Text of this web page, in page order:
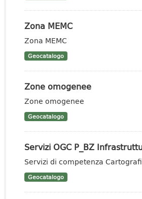
Zona MEMC
Zona MEMC
Geocatalogo
Zone omogenee
Zone omogenee
Geocatalogo
Servizi OGC P_BZ
Servizi di competenza
Geocatalogo